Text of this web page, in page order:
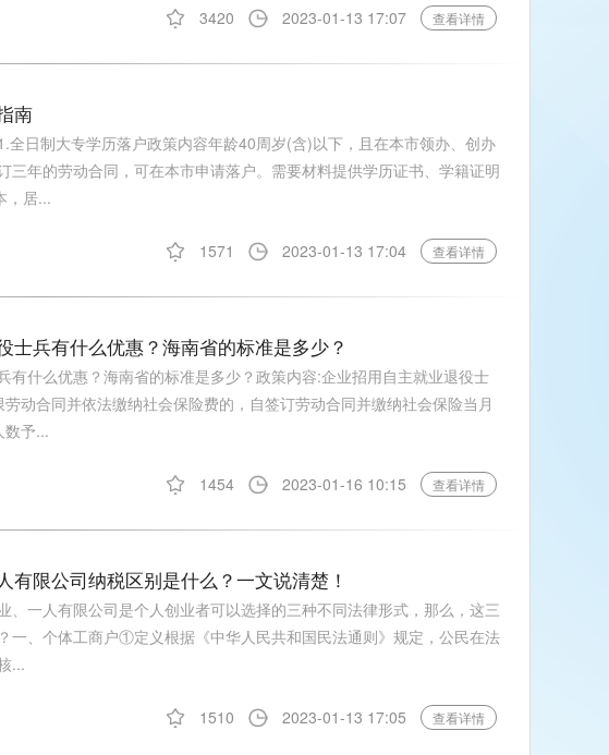
3420 2023-01-13 17:07 查看详情
南
全日制大专学历落户政策内容年龄40周岁(含)以下，且在本市领办、创办
三年的劳动合同，可在本市申请落户。需要材料提供学历证书、学籍证明
，居...
1571 2023-01-13 17:04 查看详情
士兵有什么优惠？海南省的标准是多少？
有什么优惠？海南省的标准是多少？政策内容:企业招用自主就业退役士
动合同并依法缴纳社会保险费的，自签订劳动合同并缴纳社会保险当月
数予...
1454 2023-01-16 10:15 查看详情
有限公司纳税区别是什么？一文说清楚！
、一人有限公司是个人创业者可以选择的三种不同法律形式，那么，这三
一、个体工商户①定义根据《中华人民共和国民法通则》规定，公民在法
...
1510 2023-01-13 17:05 查看详情